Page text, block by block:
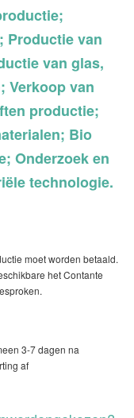
Productie van
van glas,
Verkoop van
productie;
Bio
Onderzoek en
technologie.
moet worden betaald.
het Contante
3-7 dagen na
af